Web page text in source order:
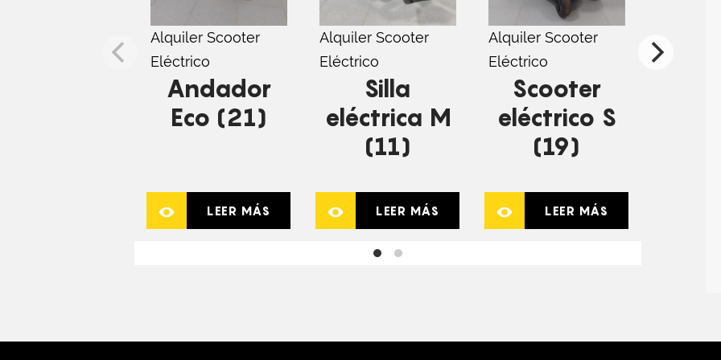
Alquiler Scooter
Eléctrico
Andador
Eco (21)
LEER MÁS
Alquiler Scooter
Eléctrico
Silla
eléctrica M
(11)
LEER MÁS
Alquiler Scooter
Eléctrico
Scooter
eléctrico S
(19)
LEER MÁS
Eléctrico